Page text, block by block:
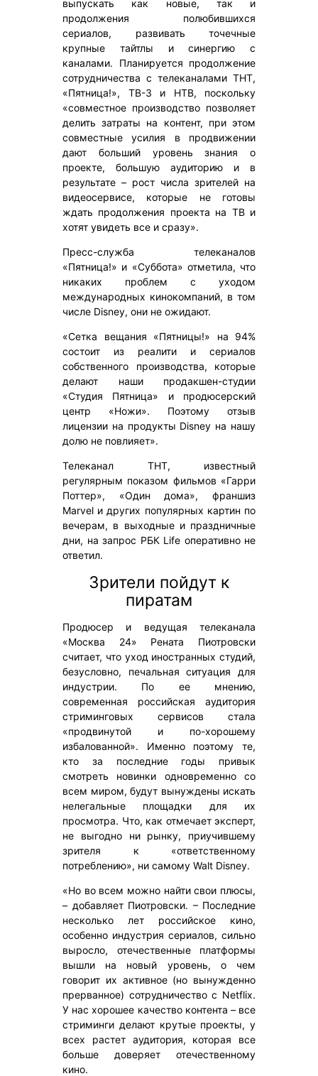
выпускать как новые, так и
продолжения полюбившихся
сериалов, развивать точечные
крупные тайтлы и синергию с
каналами. Планируется продолжение
сотрудничества с телеканалами ТНТ,
«Пятница!», ТВ-3 и НТВ, поскольку
«совместное производство позволяет
делить затраты на контент, при этом
совместные усилия в продвижении
дают больший уровень знания о
проекте, большую аудиторию и в
результате – рост числа зрителей на
видеосервисе, которые не готовы
ждать продолжения проекта на ТВ и
хотят увидеть все и сразу».
Пресс-служба телеканалов
«Пятница!» и «Суббота» отметила, что
никаких проблем с уходом
международных кинокомпаний, в том
числе Disney, они не ожидают.
«Сетка вещания «Пятницы!» на 94%
состоит из реалити и сериалов
собственного производства, которые
делают наши продакшен-студии
«Студия Пятница» и продюсерский
центр «Ножи». Поэтому отзыв
лицензии на продукты Disney на нашу
долю не повлияет».
Телеканал ТНТ, известный
регулярным показом фильмов «Гарри
Поттер», «Один дома», франшиз
Marvel и других популярных картин по
вечерам, в выходные и праздничные
дни, на запрос РБК Life оперативно не
ответил.
Зрители пойдут к
пиратам
Продюсер и ведущая телеканала
«Москва 24» Рената Пиотровски
считает, что уход иностранных студий,
безусловно, печальная ситуация для
индустрии. По ее мнению,
современная российская аудитория
стриминговых сервисов стала
«продвинутой и по-хорошему
избалованной». Именно поэтому те,
кто за последние годы привык
смотреть новинки одновременно со
всем миром, будут вынуждены искать
нелегальные площадки для их
просмотра. Что, как отмечает эксперт,
не выгодно ни рынку, приучившему
зрителя к «ответственному
потреблению», ни самому Walt Disney.
«Но во всем можно найти свои плюсы,
– добавляет Пиотровски. – Последние
несколько лет российское кино,
особенно индустрия сериалов, сильно
выросло, отечественные платформы
вышли на новый уровень, о чем
говорит их активное (но вынужденно
прерванное) сотрудничество с Netflix.
У нас хорошее качество контента – все
стриминги делают крутые проекты, у
всех растет аудитория, которая все
больше доверяет отечественному
кино.